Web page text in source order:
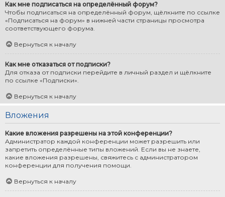
Как мне подписаться на определённый форум?
Чтобы подписаться на определённый форум, щёлкните по ссылке
«Подписаться на форум» в нижней части страницы просмотра
соответствующего форума.
Вернуться к началу
Как мне отказаться от подписки?
Для отказа от подписки перейдите в личный раздел и щёлкните
по ссылке «Подписки».
Вернуться к началу
Вложения
Какие вложения разрешены на этой конференции?
Администратор каждой конференции может разрешить или
запретить определённые типы вложений. Если вы не знаете,
какие вложения разрешены, свяжитесь с администратором
конференции для получения помощи.
Вернуться к началу